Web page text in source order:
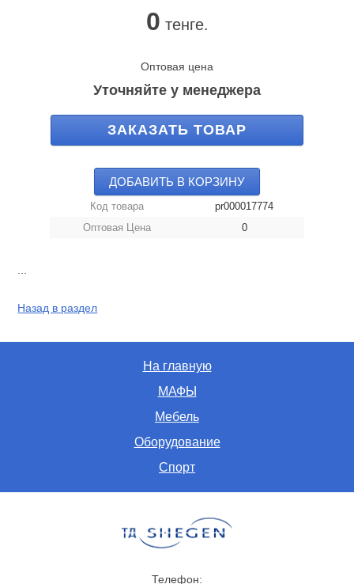
0 тенге.
Оптовая цена
Уточняйте у менеджера
ЗАКАЗАТЬ ТОВАР
ДОБАВИТЬ В КОРЗИНУ
Код товара
pr000017774
Оптовая Цена
0
Назад в раздел
На главную
МАФЫ
Мебель
Оборудование
Спорт
Телефон: